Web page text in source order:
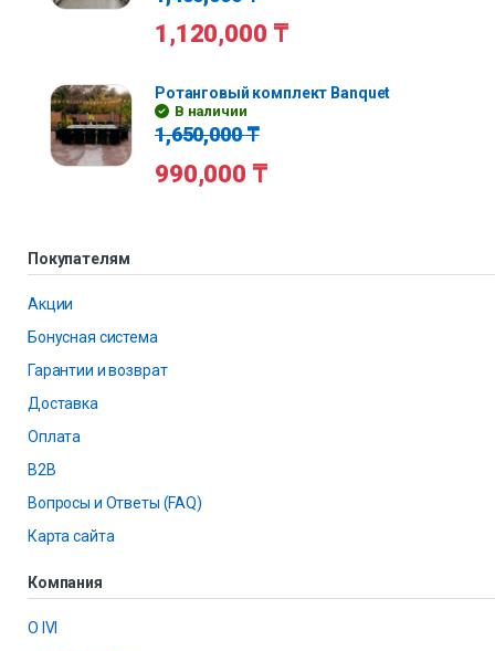
1,120,000 ₸
Ротанговый комплект Banquet
В наличии
1,650,000₸
990,000 ₸
Покупателям
Акции
Бонусная система
Гарантии и возврат
Доставка
Оплата
B2B
Вопросы и Ответы (FAQ)
Карта сайта
Компания
О IVI